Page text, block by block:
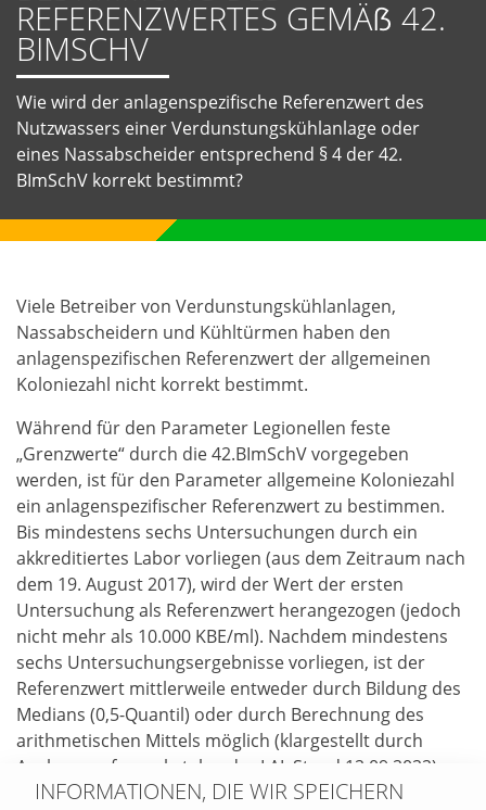
REFERENZWERTES GEMÄẞ 42.
BIMSCHV
Wie wird der anlagenspezifische Referenzwert des
Nutzwassers einer Verdunstungskühlanlage oder
eines Nassabscheider entsprechend § 4 der 42.
BImSchV korrekt bestimmt?
Viele Betreiber von Verdunstungskühlanlagen,
Nassabscheidern und Kühltürmen haben den
anlagenspezifischen Referenzwert der allgemeinen
Koloniezahl nicht korrekt bestimmt.
Während für den Parameter Legionellen feste
„Grenzwerte“ durch die 42.BImSchV vorgegeben
werden, ist für den Parameter allgemeine Koloniezahl
ein anlagenspezifischer Referenzwert zu bestimmen.
Bis mindestens sechs Untersuchungen durch ein
akkreditiertes Labor vorliegen (aus dem Zeitraum nach
dem 19. August 2017), wird der Wert der ersten
Untersuchung als Referenzwert herangezogen (jedoch
nicht mehr als 10.000 KBE/ml). Nachdem mindestens
sechs Untersuchungsergebnisse vorliegen, ist der
Referenzwert mittlerweile entweder durch Bildung des
Medians (0,5-Quantil) oder durch Berechnung des
arithmetischen Mittels möglich (klargestellt durch
Auslegungsfragenkatalog der LAI, Stand 12.09.2022).
Zur Ermittlung des Referenzwertes auf Grundlage des
INFORMATIONEN, DIE WIR SPEICHERN